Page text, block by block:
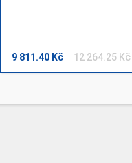
12 264.25 Kč
9 811.40 Kč